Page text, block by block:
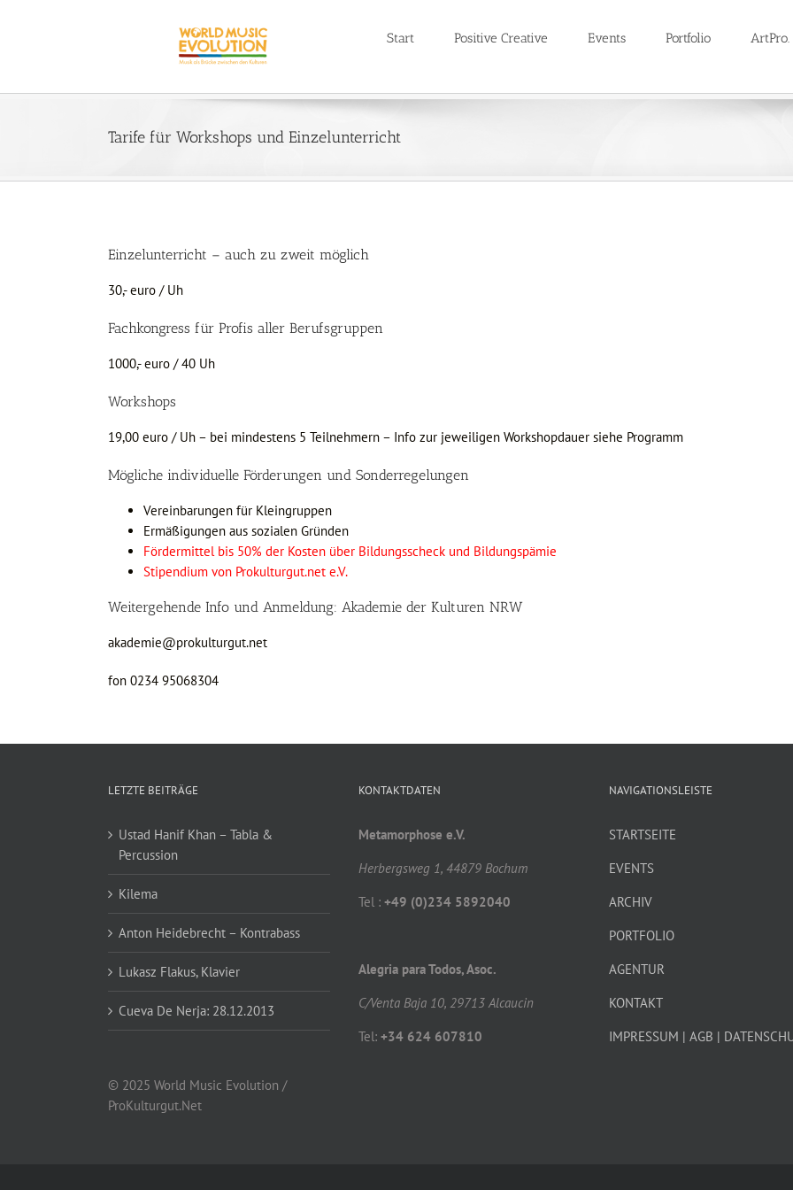
Start Positive Creative Events Portfolio
Tarife für Workshops und Einzelunterricht
Einzelunterricht – auch zu zweit möglich
30,- euro / Uh
Fachkongress für Profis aller Berufsgruppen
1000,- euro / 40 Uh
Workshops
19,00 euro / Uh – bei mindestens 5 Teilnehmern – Info zur jeweiligen Workshopdauer siehe Programm
Mögliche individuelle Förderungen und Sonderregelungen
Vereinbarungen für Kleingruppen
Ermäßigungen aus sozialen Gründen
Fördermittel bis 50% der Kosten über Bildungsscheck und Bildungspämie
Stipendium von Prokulturgut.net e.V.
Weitergehende Info und Anmeldung: Akademie der Kulturen NRW
akademie@prokulturgut.net
fon 0234 95068304
LETZTE BEITRÄGE
Ustad Hanif Khan – Tabla &
Percussion
Kilema
Anton Heidebrecht – Kontrabass
Lukasz Flakus, Klavier
Cueva De Nerja: 28.12.2013
© 2025 World Music Evolution /
ProKulturgut.Net
KONTAKTDATEN
Metamorphose e.V.
Herbergsweg 1, 44879 Bochum
Tel : +49 (0)234 5892040
Alegria para Todos, Asoc.
C/Venta Baja 10, 29713 Alcaucin
Tel: +34 624 607810
NAVIGATIONSLEISTE
STARTSEITE
EVENTS
ARCHIV
PORTFOLIO
AGENTUR
KONTAKT
IMPRESSUM | AGB |